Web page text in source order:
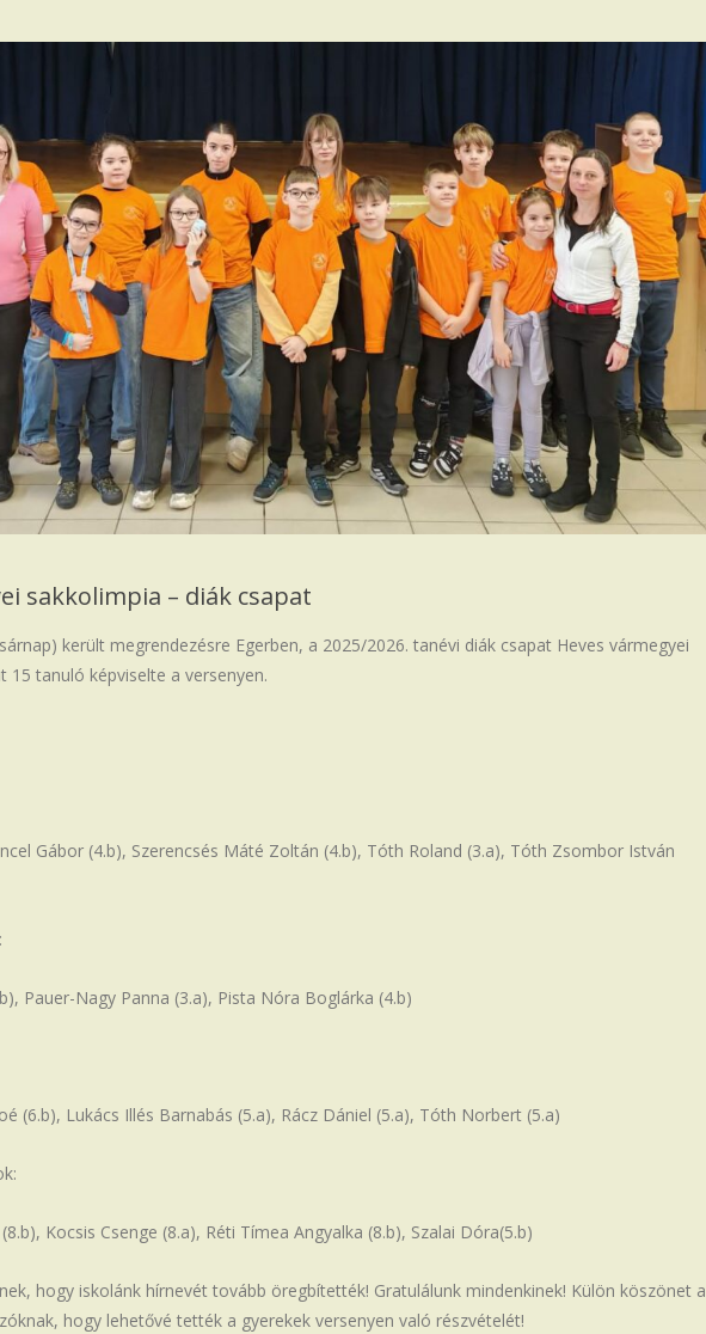
sakkolimpia – diák csapat
került megrendezésre Egerben, a 2025/2026. tanévi diák csapat Heves vármegyei
15 tanuló képviselte a versenyen.
Gábor (4.b), Szerencsés Máté Zoltán (4.b), Tóth Roland (3.a), Tóth Zsombor István
Pauer-Nagy Panna (3.a), Pista Nóra Boglárka (4.b)
(6.b), Lukács Illés Barnabás (5.a), Rácz Dániel (5.a), Tóth Norbert (5.a)
Kocsis Csenge (8.a), Réti Tímea Angyalka (8.b), Szalai Dóra(5.b)
hogy iskolánk hírnevét tovább öregbítették! Gratulálunk mindenkinek! Külön köszönet a
hogy lehetővé tették a gyerekek versenyen való részvételét!